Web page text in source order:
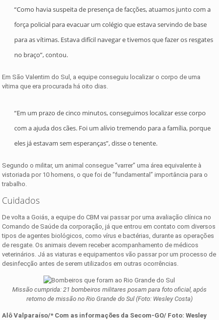
“Como havia suspeita de presença de facções, atuamos junto com a
força policial para evacuar um colégio que estava servindo de base
para as vítimas. Estava difícil navegar e tivemos que fazer os resgates
no braço”, contou.
Em São Valentim do Sul, a equipe conseguiu localizar o corpo de uma
vítima que era procurada há oito dias.
“Em um prazo de cinco minutos, conseguimos localizar esse corpo
com a ajuda dos cães. Foi um alívio tremendo para a família, porque
eles já estavam sem esperanças”, disse o tenente.
Segundo o militar, um animal consegue “varrer” uma área equivalente à
vistoriada por 10 homens, o que foi de “fundamental” importância para o
trabalho.
Cuidados
De volta a Goiás, a equipe do CBM vai passar por uma avaliação clínica no
Comando de Saúde da corporação, já que entrou em contato com diversos
tipos de agentes biológicos, como vírus e bactérias, durante as operações
de resgate. Os animais devem receber acompanhamento de médicos
veterinários. Já as viaturas e equipamentos vão passar por um processo de
desinfecção antes de serem utilizados em outras ocorrências.
Missão cumprida: 21 bombeiros militares posam para foto oficial, após
retorno de missão no Rio Grande do Sul (Foto: Wesley Costa)
Alô Valparaíso/* Com as informações d a Secom-GO/ Foto: Wesley